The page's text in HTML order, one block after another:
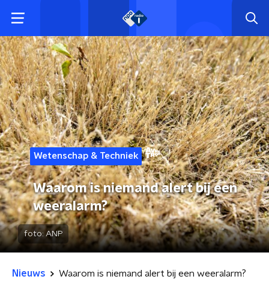
Wetenschap & Techniek
Waarom is niemand alert bij een
weeralarm?
foto: ANP
Nieuws Waarom is niemand alert bij een weeralarm?